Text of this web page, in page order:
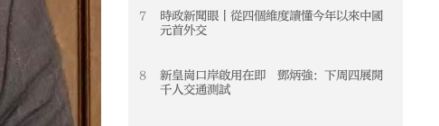
7
時政新聞眼丨從四個維度讀懂今年以來中國
元首外交
8
新皇崗口岸啟用在即 鄧炳強：下周四展開
千人交通測試